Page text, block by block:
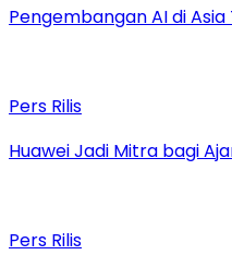
Pengembangan AI di
Pers Rilis
Huawei Jadi Mitra bagi
Pers Rilis